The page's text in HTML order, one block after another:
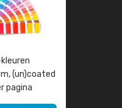
(un)coated
pagina